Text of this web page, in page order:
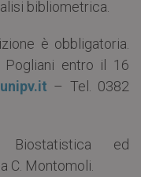
bibliometrica.
è obbligatoria.
Pogliani entro il 16
– Tel. 0382
Biostatistica ed
C. Montomoli.